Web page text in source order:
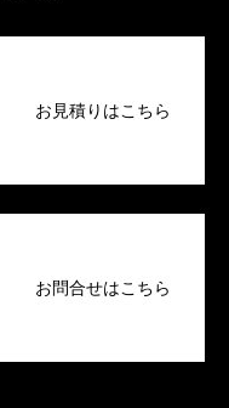
お見積りはこちら
お問合せはこちら